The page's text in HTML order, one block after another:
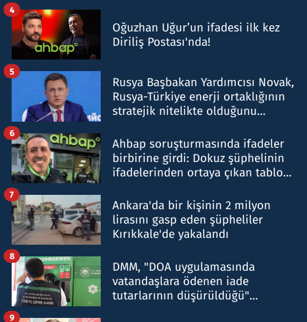
Oğuzhan Uğur’un ifadesi ilk kez
Diriliş Postası'nda!
4
Rusya Başbakan Yardımcısı Novak,
Rusya-Türkiye enerji ortaklığının
stratejik nitelikte olduğunu
5
Ahbap soruşturmasında ifadeler
birbirine girdi: Dokuz şüphelinin
ifadelerinden ortaya çıkan tablo
6
Ankara'da bir kişinin 2 milyon
lirasını gasp eden şüpheliler
Kırıkkale'de yakalandı
7
DMM, "DOA uygulamasında
vatandaşlara ödenen iade
tutarlarının düşürüldüğü"
8
9